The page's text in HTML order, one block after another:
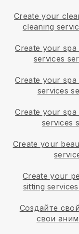
Create your
cleaning
Create your spa
services
Create your spa
services
Create your spa
services
Create your
Create your
sitting
Создайте
свои